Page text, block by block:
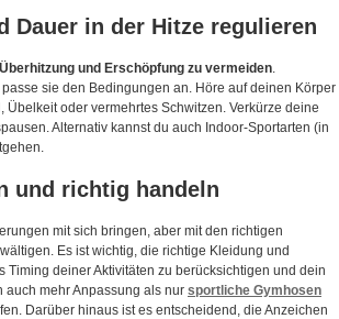
Dauer in der Hitze regulieren
und Erschöpfung zu vermeiden.
sie den Bedingungen an. Höre auf deinen Körper
oder vermehrtes Schwitzen. Verkürze deine
Alternativ kannst du auch Indoor-Sportarten (in
und richtig handeln
mit sich bringen, aber mit den richtigen
Es ist wichtig, die richtige Kleidung und
deiner Aktivitäten zu berücksichtigen und dein
mehr Anpassung als nur sportliche Gymhosen
Darüber hinaus ist es entscheidend, die Anzeichen